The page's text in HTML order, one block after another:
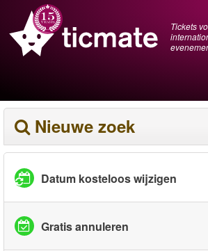
Tickets
Nieuwe zoek
Datum kosteloos wijzigen
Gratis annuleren